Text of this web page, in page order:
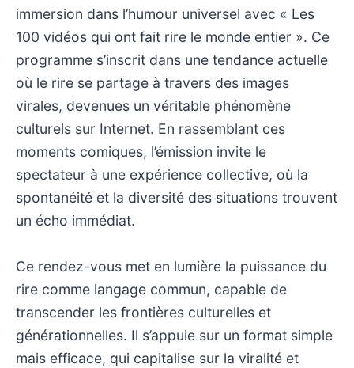
immersion dans l’humour universel avec « Les
100 vidéos qui ont fait rire le monde entier ». Ce
programme s’inscrit dans une tendance actuelle
où le rire se partage à travers des images
virales, devenues un véritable phénomène
culturels sur Internet. En rassemblant ces
moments comiques, l’émission invite le
spectateur à une expérience collective, où la
spontanéité et la diversité des situations trouvent
un écho immédiat.
Ce rendez-vous met en lumière la puissance du
rire comme langage commun, capable de
transcender les frontières culturelles et
générationnelles. Il s’appuie sur un format simple
mais efficace, qui capitalise sur la viralité et